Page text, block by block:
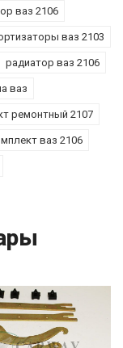
ваз 2106
ваз 2103
радиатор ваз 2106
ваз
ремонтный 2107
ваз 2106